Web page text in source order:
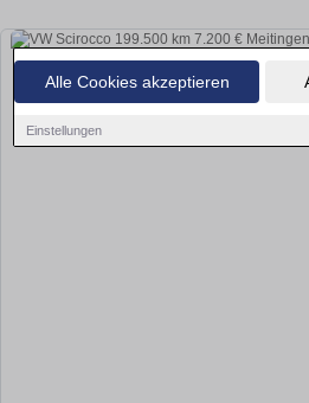
Alle Cookies akzeptieren
Einstellungen